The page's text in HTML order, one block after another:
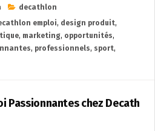
decathlon
emploi, design produit,
, marketing, opportunités,
, professionnels, sport,
Passionnantes chez Decath